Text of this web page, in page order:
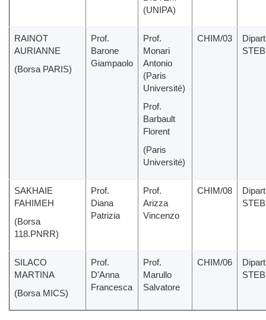
(UNIPA)
RAINOT
AURIANNE
(Borsa PARIS)
Prof.
Barone
Giampaolo
Prof.
Monari
Antonio
(Paris
Université)
Prof.
Barbault
Florent
(Paris
Université)
CHIM/03
SAKHAIE
FAHIMEH
(Borsa
118.PNRR)
Prof.
Diana
Patrizia
Prof.
Arizza
Vincenzo
CHIM/08
SILACO
MARTINA
(Borsa MICS)
Prof.
D’Anna
Francesca
Prof.
Marullo
Salvatore
CHIM/06